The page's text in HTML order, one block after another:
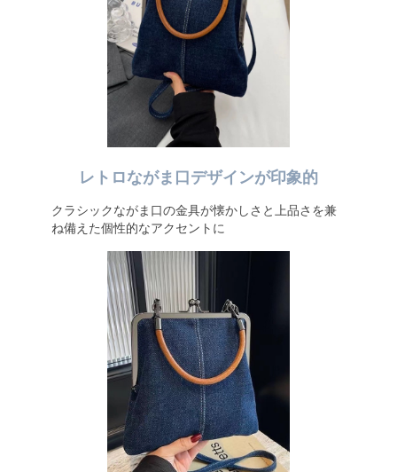
レトロながま口デザインが印象的
クラシックながま口の金具が懐かしさと上品さを兼
ね備えた個性的なアクセントに